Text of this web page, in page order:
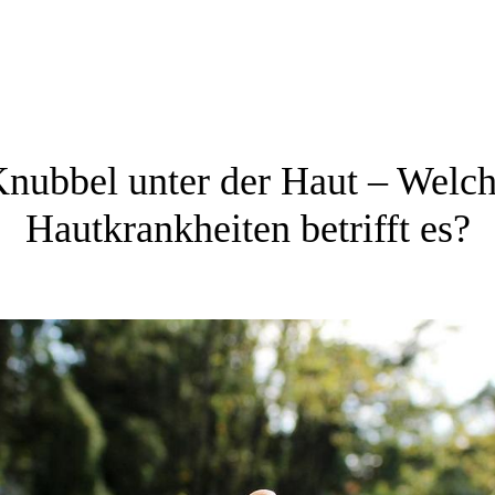
unter der Haut –
Hautkrankheiten betrifft es?